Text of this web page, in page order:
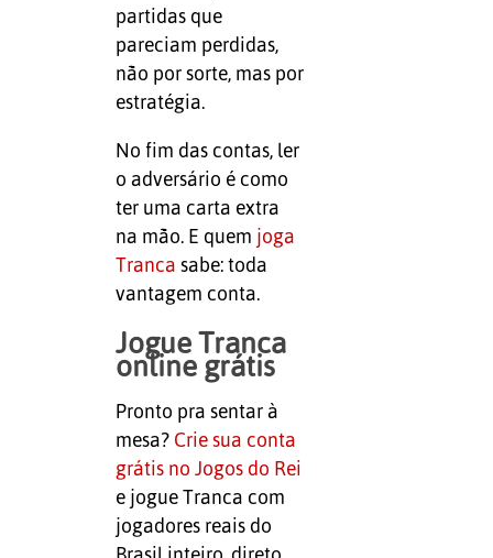
partidas que
pareciam perdidas,
não por sorte, mas por
estratégia.
No fim das contas, ler
o adversário é como
ter uma carta extra
na mão. E quem joga
Tranca sabe: toda
vantagem conta.
Jogue Tranca
online grátis
Pronto pra sentar à
mesa? Crie sua conta
grátis no Jogos do Rei
e jogue Tranca com
jogadores reais do